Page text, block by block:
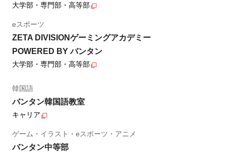
大学部・専門部・高等部
eスポーツ
ZETA DIVISIONゲーミングアカデミー
POWERED BY バンタン
大学部・専門部・高等部
韓国語
バンタン韓国語教室
キャリア
ゲーム・イラスト・eスポーツ・アニメ
バンタン中等部